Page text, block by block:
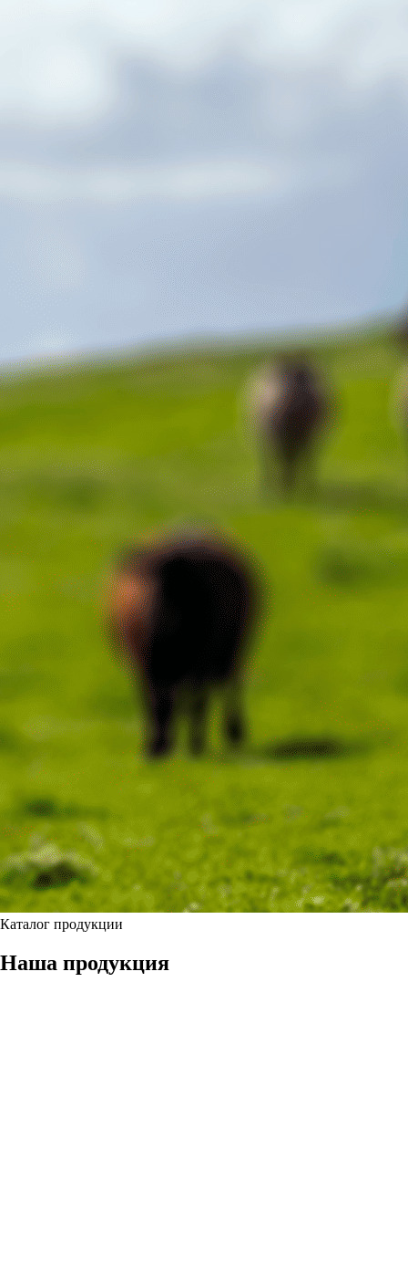
Каталог продукции
Наша продукция